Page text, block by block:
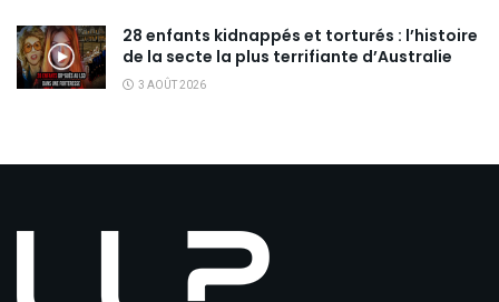
28 enfants kidnappés et torturés : l’histoire
de la secte la plus terrifiante d’Australie
3 AOÛT 2026